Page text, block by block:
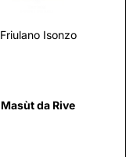
Friulano Isonzo
Masùt da Rive